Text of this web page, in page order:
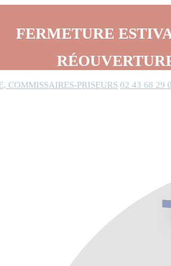
FERMETURE
COMMISSAIRES-PRISEURS 02 43 68 29